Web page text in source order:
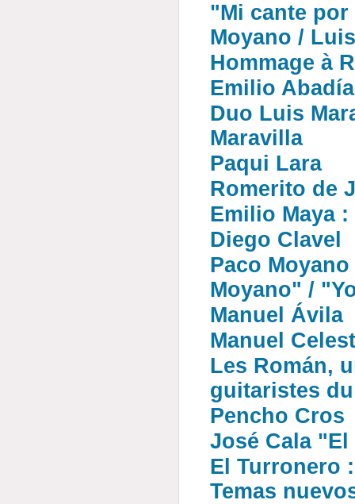
"Mi cante
Moyano /
Hommage à
Emilio
Duo Luis
Maravilla
Paqui Lara
Romerito de
Emilio Maya
Diego Clavel
Paco
Moyano" /
Manuel Ávila
Manuel
Les Román,
guitaristes
Pencho Cros
José Cala "El
El Turronero
Temas